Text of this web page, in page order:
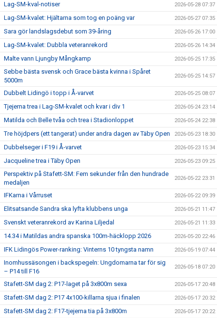
Lag-SM-kval-notiser 2026-05-28 07:37
Lag-SM-kvalet: Hjältarna som tog en poäng var 2026-05-27 07:35
Sara gör landslagsdebut som 39-åring 2026-05-26 17:00
Lag-SM-kvalet: Dubbla veteranrekord 2026-05-26 14:34
Malte vann Ljungby Mångkamp 2026-05-25 17:35
Sebbe bästa svensk och Grace bästa kvinna i Spåret
5000m
2026-05-25 14:57
Dubbelt Lidingö i topp i Å-varvet 2026-05-25 08:07
Tjejerna trea i Lag-SM-kvalet och kvar i div 1 2026-05-24 23:14
Matilda och Belle tvåa och trea i Stadionloppet 2026-05-24 22:38
Tre höjdpers (ett tangerat) under andra dagen av Täby Open 2026-05-23 18:30
Dubbelseger i F19 i Å-varvet 2026-05-23 15:34
Jacqueline trea i Täby Open 2026-05-23 09:25
Perspektiv på Stafett-SM: Fem sekunder från den hundrade
medaljen
2026-05-22 23:31
IFKarna i Vårruset 2026-05-22 09:39
Elitsatsande Sandra ska lyfta klubbens unga 2026-05-21 11:47
Svenskt veteranrekord av Karina Liljedal 2026-05-21 11:33
14.34 i Matildas andra spanska 100m-häcklopp 2026 2026-05-20 22:46
IFK Lidingös Power-ranking: Vinterns 10 tyngsta namn 2026-05-19 07:44
Inomhussäsongen i backspegeln: Ungdomarna tar för sig
– P14 till F16
2026-05-18 07:20
Stafett-SM dag 2: P17-laget på 3x800m sexa 2026-05-17 20:48
Stafett-SM dag 2: P17 4x100-killarna sjua i finalen 2026-05-17 20:32
Stafett-SM dag 2: F17-tjejerna tia på 3x800m 2026-05-17 20:22